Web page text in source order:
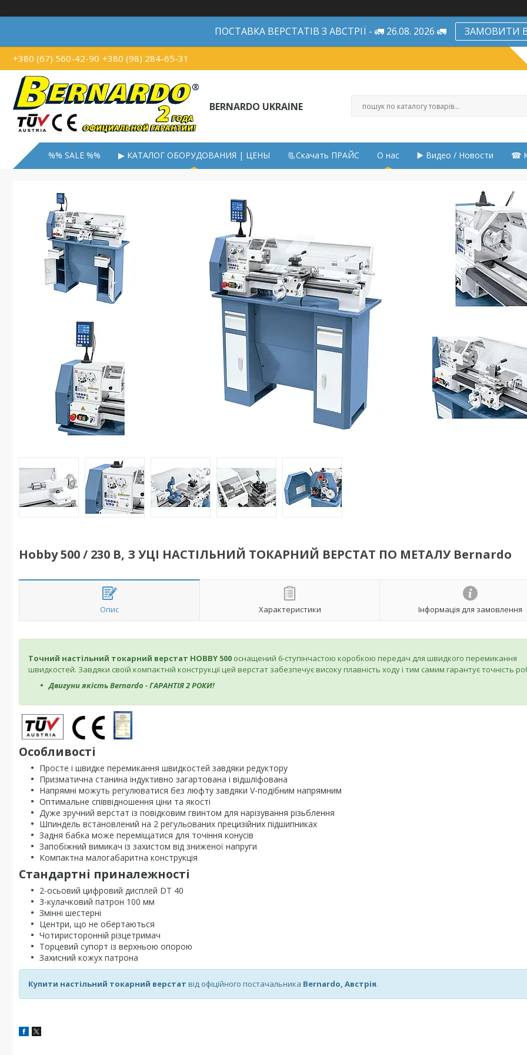
ПОСТАВКА ВЕРСТАТІВ З АВСТРІЇ - 🚛 26.08. 2026 🚛 ЗАМОВИТИ
+380 (67) 560-42-90 +380 (98) 284-65-31
BERNARDO UKRAINE
%% SALE %% ▶ КАТАЛОГ ОБОРУДОВАНИЯ | ЦЕНЫ 📃Скачать ПРАЙС О нас ▶️ Видео / Новости ☎
Hobby 500 / 230 В, З УЦІ НАСТІЛЬНИЙ ТОКАРНИЙ ВЕРСТАТ ПО МЕТАЛУ Bernardo
Опис Характеристики Інформація для замовлення
Точний настільний токарний верстат HOBBY 500 оснащений 6-ступінчастою коробкою передач для швидкого перемикання
швидкостей. Завдяки своїй компактній конструкції цей верстат забезпечує високу плавність ходу і тим самим гарантує точність
Двигуни якість Bernardo - ГАРАНТІЯ 2 РОКИ!
Особливості
Просте і швидке перемикання швидкостей завдяки редуктору
Призматична станина індуктивно загартована і відшліфована
Напрямні можуть регулюватися без люфту завдяки V-подібним напрямним
Оптимальне співвідношення ціни та якості
Дуже зручний верстат із повідковим гвинтом для нарізування різьблення
Шпиндель встановлений на 2 регульованих прецизійних підшипниках
Задня бабка може переміщатися для точіння конусів
Запобіжний вимикач із захистом від зниженої напруги
Компактна малогабаритна конструкція
Стандартні приналежності
2-осьовий цифровий дисплей DT 40
3-кулачковий патрон 100 мм
Змінні шестерні
Центри, що не обертаються
Чотиристоронній різцетримач
Торцевий супорт із верхньою опорою
Захисний кожух патрона
Купити настільний токарний верстат від офіційного постачальника Bernardo, Австрія.